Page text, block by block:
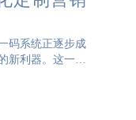
码系统正逐步成
新利器。这一创
二的二维码，不
个性化定制营销